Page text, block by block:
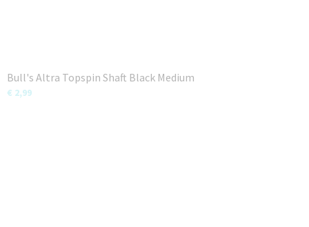
Bull's Altra Topspin Shaft Black Medium
€ 2,99